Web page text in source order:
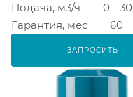
Подача, м3/ч
0 - 30
Гарантия, мес
60
ЗАПРОСИТЬ